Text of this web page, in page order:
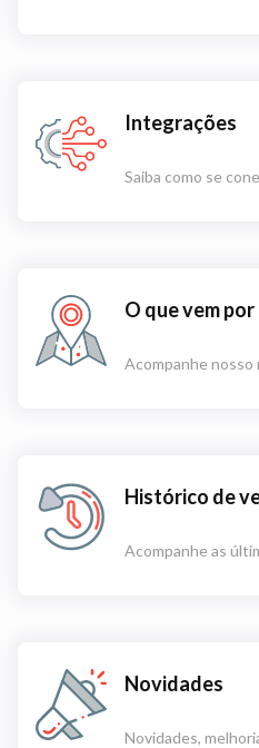
Integrações
Saiba como se
O que vem por
Acompanhe nosso
Histórico de
Acompanhe as
Novidades
Novidades,